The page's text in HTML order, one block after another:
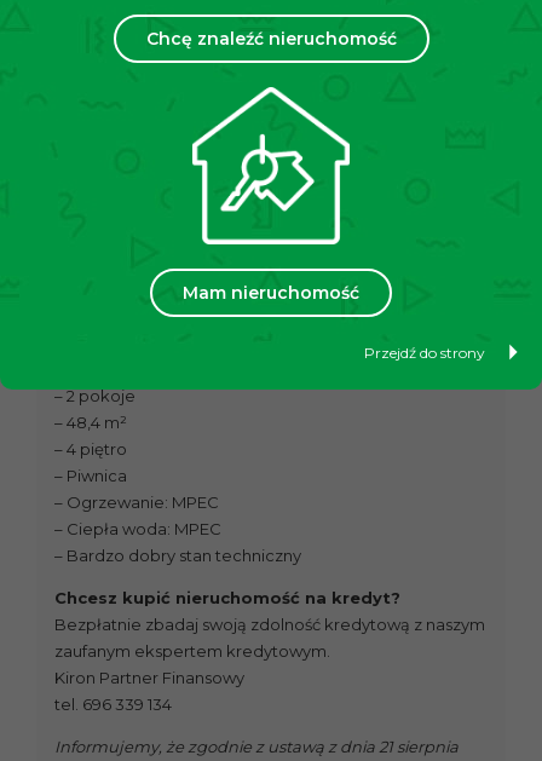
Chcę znaleźć nieruchomość
Mam nieruchomość
Przejdź do strony
miasta. W bezpośrednim sąsiedztwie znajdują się
liczne sklepy, apteka, szkoły, przedszkola oraz place
niedalekiej odległości dostępne są również tereny
zielone i rekreacyjne. Lokalizacja łączy spokój i
komfort mieszkania z łatwym dostępem do pełnej
infrastruktury miejskiej. Dodatkowym atutem jest
szybki i wygodny dojazd do autostrady .
ok. 5 minut do przystanku tramwajowego „Struga”.
– 2 pokoje
– 48,4 m²
– 4 piętro
– Piwnica
– Ogrzewanie: MPEC
– Ciepła woda: MPEC
– Bardzo dobry stan techniczny
Chcesz kupić nieruchomość na kredyt?
Bezpłatnie zbadaj swoją zdolność kredytową z naszym
zaufanym ekspertem kredytowym.
Kiron Partner Finansowy
tel. 696 339 134
Informujemy, że zgodnie z ustawą z dnia 21 sierpnia